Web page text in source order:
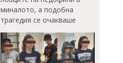
миналото, а подобна
трагедия се очакваше